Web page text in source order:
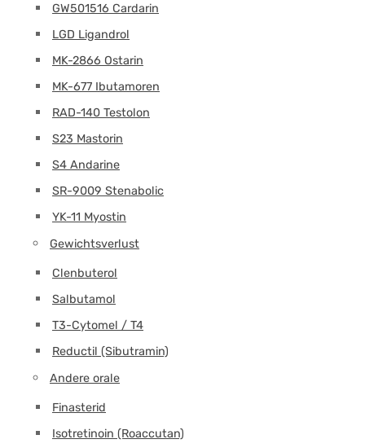
GW501516 Cardarin
LGD Ligandrol
MK-2866 Ostarin
MK-677 Ibutamoren
RAD-140 Testolon
S23 Mastorin
S4 Andarine
SR-9009 Stenabolic
YK-11 Myostin
Gewichtsverlust
Clenbuterol
Salbutamol
T3-Cytomel / T4
Reductil (Sibutramin)
Andere orale
Finasterid
Isotretinoin (Roaccutan)